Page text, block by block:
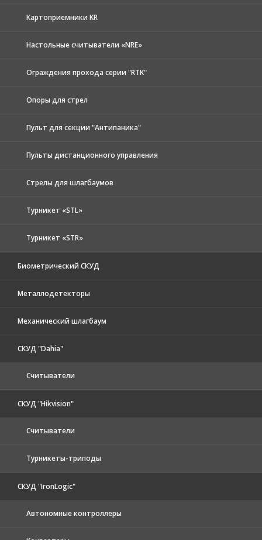
Картоприемники KR
Настольные считыватели «NRE»
Ограждения прохода серии "RTK"
Опоры для стрел
Пульт для секции "Антипаника"
Пульты дистанционного управления
Стрелы для шлагбаумов
Турникет «STL»
Турникет «STR»
Биометрический СКУД
Металлодетекторы
Механический шлагбаум
СКУД "Dahia"
Считыватели
СКУД "Hikvision"
Считыватели
Турникеты-триподы
СКУД "IronLogic"
Автономные контроллеры